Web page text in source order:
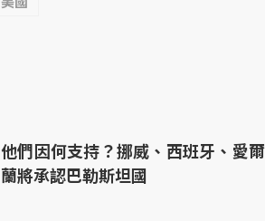
他們因何支持？挪威、西班牙、愛爾
蘭將承認巴勒斯坦國